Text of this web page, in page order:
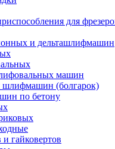
для
и дельташлифмашин
машин
шлифмашин (болгарок)
по бетону
гайковертов